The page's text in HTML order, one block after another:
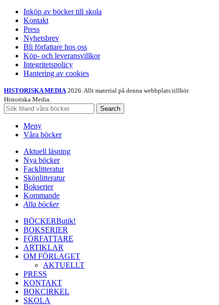
Inköp av böcker till skola
Kontakt
Press
Nyhetsbrev
Bli författare hos oss
Köp- och leveransvillkor
Integritetspolicy
Hantering av cookies
HISTORISKA MEDIA 2026. Allt material på denna webbplats tillhör
Historiska Media.
Search
Meny
Våra böcker
Aktuell läsning
Nya böcker
Facklitteratur
Skönlitteratur
Bokserier
Kommande
Alla böcker
BÖCKERButik!
BOKSERIER
FÖRFATTARE
ARTIKLAR
OM FÖRLAGET
AKTUELLT
PRESS
KONTAKT
BOKCIRKEL
SKOLA